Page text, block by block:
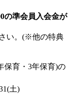
の準会員入会金が
い。(※他の特典
保育・3年保育)の
土)